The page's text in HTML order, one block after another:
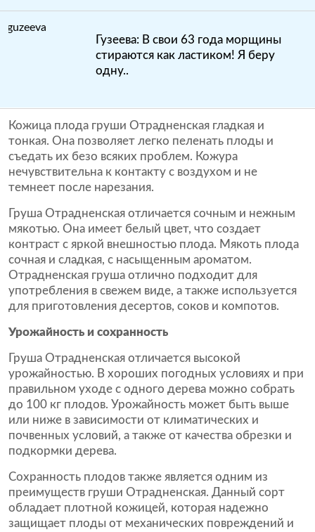
Гузеева: В свои 63 года морщины
стираются как ластиком! Я беру
одну..
Кожица плода груши Отрадненская гладкая и
тонкая. Она позволяет легко пеленать плоды и
съедать их безо всяких проблем. Кожура
нечувствительна к контакту с воздухом и не
темнеет после нарезания.
Груша Отрадненская отличается сочным и нежным
мякотью. Она имеет белый цвет, что создает
контраст с яркой внешностью плода. Мякоть плода
сочная и сладкая, с насыщенным ароматом.
Отрадненская груша отлично подходит для
употребления в свежем виде, а также используется
для приготовления десертов, соков и компотов.
Урожайность и сохранность
Груша Отрадненская отличается высокой
урожайностью. В хороших погодных условиях и при
правильном уходе с одного дерева можно собрать
до 100 кг плодов. Урожайность может быть выше
или ниже в зависимости от климатических и
почвенных условий, а также от качества обрезки и
подкормки дерева.
Сохранность плодов также является одним из
преимуществ груши Отрадненская. Данный сорт
обладает плотной кожицей, которая надежно
защищает плоды от механических повреждений и